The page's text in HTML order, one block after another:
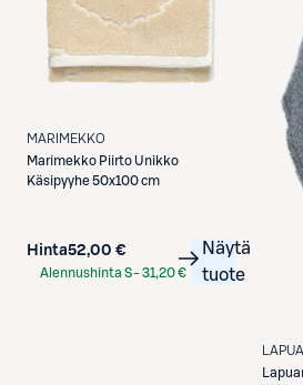
MARIMEKKO
Marimekko Piirto Unikko
Käsipyyhe 50x100 cm
Hinta52,00 €
Alennushinta S-31,20 €
Näytä
tuote